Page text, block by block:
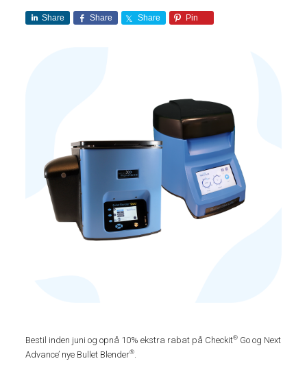
Share Share Share Pin
Bestil inden juni og opnå 10% ekstra rabat på Checkit® Go og Next
Advance’ nye Bullet Blender®.